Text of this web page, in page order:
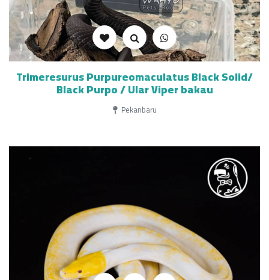
Trimeresurus Purpureomaculatus Black Solid/
Black Purpo / Ular Viper bakau
Pekanbaru